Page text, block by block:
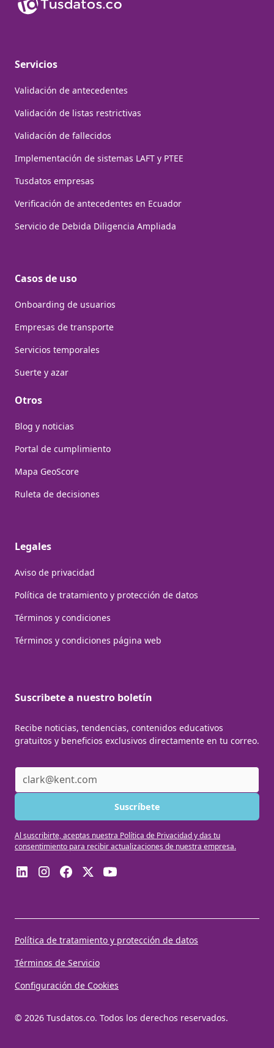
Servicios
Validación de antecedentes
Validación de listas restrictivas
Validación de fallecidos
Implementación de sistemas LAFT y PTEE
Tusdatos empresas
Verificación de antecedentes en Ecuador
Servicio de Debida Diligencia Ampliada
Casos de uso
Onboarding de usuarios
Empresas de transporte
Servicios temporales
Suerte y azar
Otros
Blog y noticias
Portal de cumplimiento
Mapa GeoScore
Ruleta de decisiones
Legales
Aviso de privacidad
Política de tratamiento y protección de datos
Términos y condiciones
Términos y condiciones página web
Suscribete a nuestro boletín
Recibe noticias, tendencias, contenidos educativos
gratuitos y beneficios exclusivos directamente en tu correo.
Al suscribirte, aceptas nuestra Política de Privacidad y das tu
consentimiento para recibir actualizaciones de nuestra empresa.
© 2026 Tusdatos.co. Todos los derechos reservados.
Política de tratamiento y protección de datos
Términos de Servicio
Configuración de Cookies